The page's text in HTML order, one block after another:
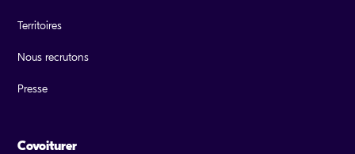
Territoires
Nous recrutons
Presse
Covoiturer